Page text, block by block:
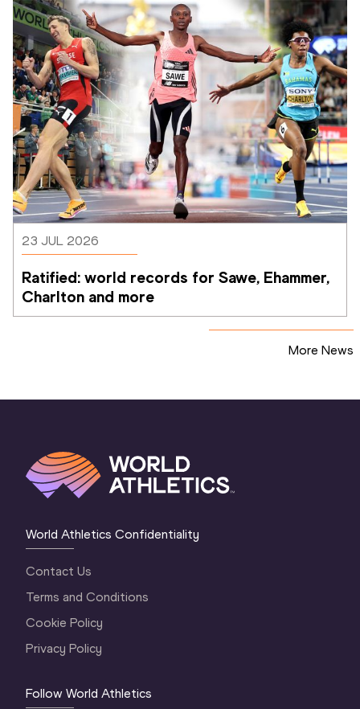
23 JUL 2026
Ratified: world records for Sawe, Ehammer,
Charlton and more
More News
World Athletics Confidentiality
Contact Us
Terms and Conditions
Cookie Policy
Privacy Policy
Follow World Athletics